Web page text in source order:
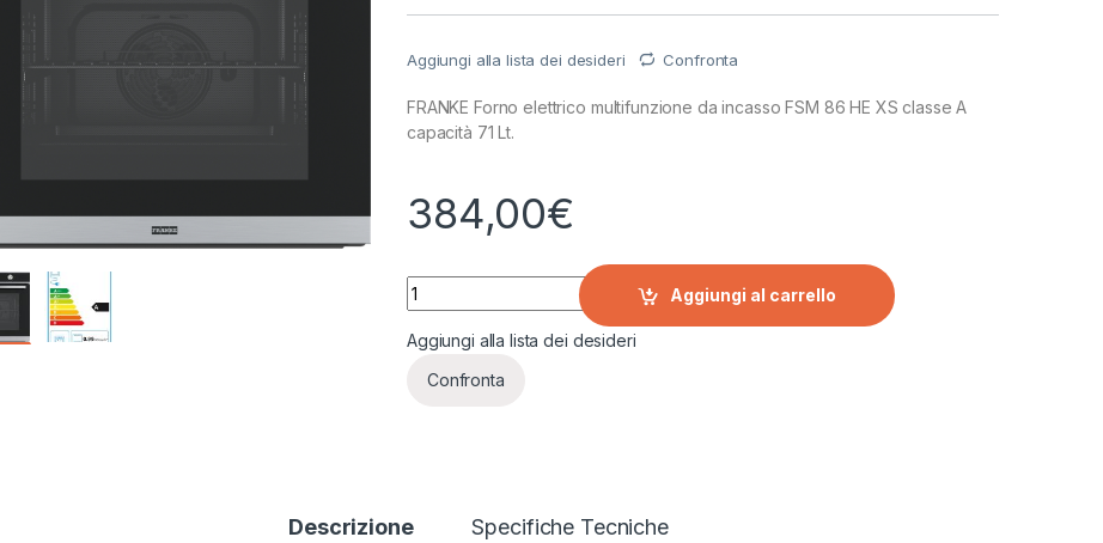
Aggiungi alla lista dei desideri Confronta
FRANKE Forno elettrico multifunzione da incasso FSM 86 HE XS classe A
capacità 71 Lt.
384,00€
FRANKE Forno elettrico multifunzione da incasso FSM 86 HE XS quantity
Aggiungi al carrello
Aggiungi alla lista dei desideri
Confronta
Descrizione Specifiche Tecniche